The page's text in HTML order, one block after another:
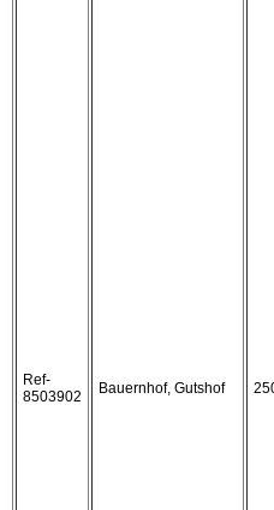
Ref-
8503902
Bauernhof, Gutshof